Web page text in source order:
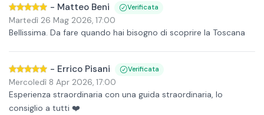
- Matteo Beni Verificata
Martedì 26 Mag 2026, 17:00
Bellissima. Da fare quando hai bisogno di scoprire la Toscana
- Errico Pisani Verificata
Mercoledì 8 Apr 2026, 17:00
Esperienza straordinaria con una guida straordinaria, lo
consiglio a tutti ❤️